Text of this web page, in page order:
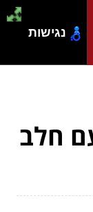
חלב
נגישות